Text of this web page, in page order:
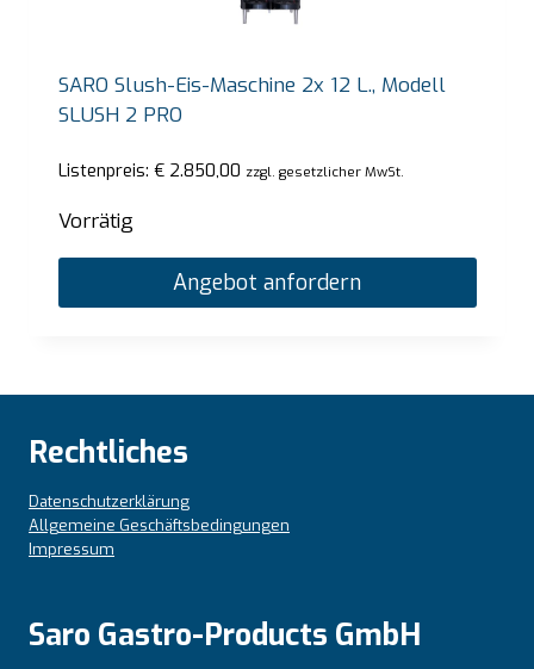
SARO Slush-Eis-Maschine 2x 12 L., Modell
SLUSH 2 PRO
Listenpreis: €2.850,00 zzgl. gesetzlicher MwSt.
Vorrätig
Angebot anfordern
Rechtliches
Datenschutzerklärung
Allgemeine Geschäftsbedingungen
Impressum
Saro Gastro-Products GmbH